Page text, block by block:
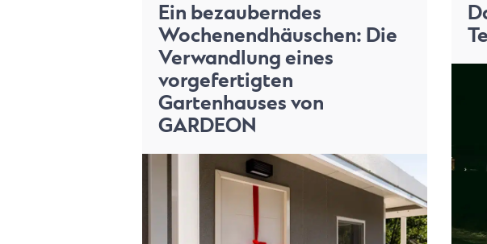
Ein bezauberndes
Wochenendhäuschen: Die
Verwandlung eines
vorgefertigten
Gartenhauses von
GARDEON